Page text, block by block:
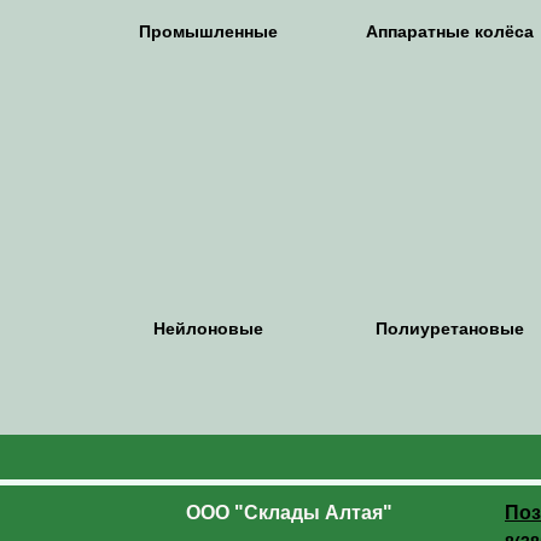
Промышленные Аппаратные колёса
Нейлоновые Полиуретановые
ООО "Склады Алтая"